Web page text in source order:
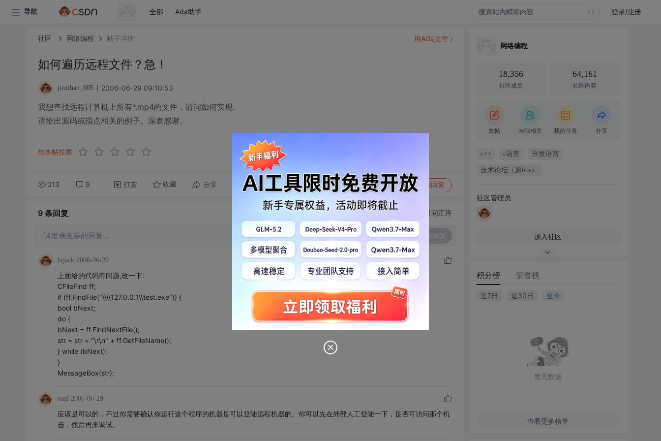
导航 全部 Ada助手 登录/注册
社区 网络编程 帖子详情
如何遍历远程文件？急！
jinzihan_005 2006-06-29 09:10:53
我想查找远程计算机上所有*.mp4的文件，请问如何实现。
请给出源码或指点相关的例子。深表感谢。
给本帖投票
213 9 打赏 收藏 分享 转发到动态 举报 写回复
用AI写文章
9 条回复 切换为时间正序
请发表友善的回复… 发表回复
hijack 2006-06-29
上面给的代码有问题,改一下:
CFileFind ff;
if (ff.FindFile("\\\\127.0.0.1\\test.exe")) {
bool bNext;
do {
bNext = ff.FindNextFile();
str = str + "\r\n" + ff.GetFileName();
} while (bNext);
}
MessageBox(str);
xazl 2006-06-29
应该是可以的，不过你需要确认你运行这个程序的机器是可以登陆远程机器的。你可以先在外部人工登陆一下，是否可访问那个机
器，然后再来调试。
网络编程
18,356
社区成员
64,161
社区内容
发帖 与我相关 我的任务 分享
c++ c语言 开发语言
技术论坛（原bbs）
社区管理员
加入社区
积分榜 荣誉榜
近7日 近30日 至今
暂无数据
查看更多榜单